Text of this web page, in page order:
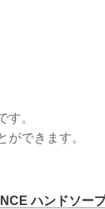
す。
できます。
ハンドソー